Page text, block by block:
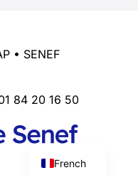
• SENEF
84 20 16 50
French
English